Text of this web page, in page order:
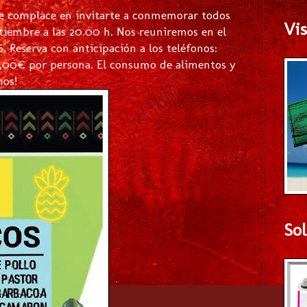
complace en invitarte a conmemorar todos
a las 20.00 h. Nos reuniremos en el
Reserva con anticipación a los teléfonos:
por persona. El consumo de alimentos y